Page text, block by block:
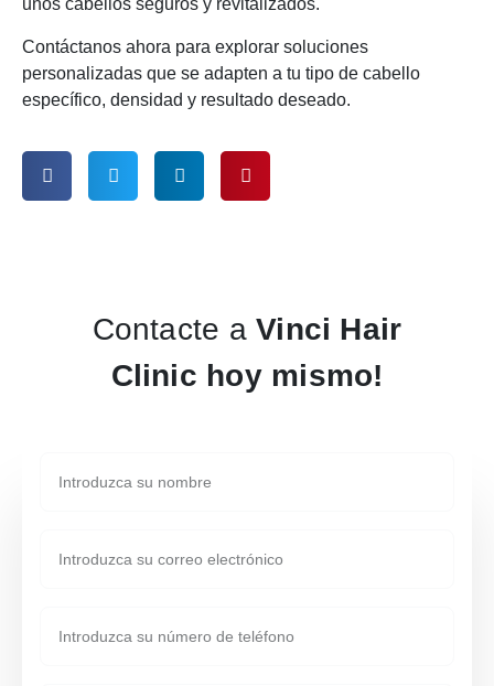
unos cabellos seguros y revitalizados.
Contáctanos ahora para explorar soluciones
personalizadas que se adapten a tu tipo de cabello
específico, densidad y resultado deseado.
Contacte aVinci Hair
Clinic hoy mismo!